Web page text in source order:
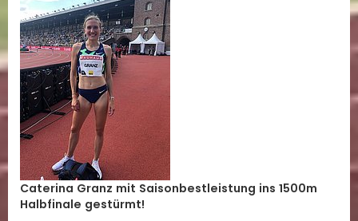
Caterina Granz mit Saisonbestleistung ins 1500m
Halbfinale gestürmt!